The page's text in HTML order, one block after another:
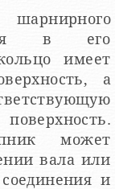
в его
имеет
а
может
вала или
и